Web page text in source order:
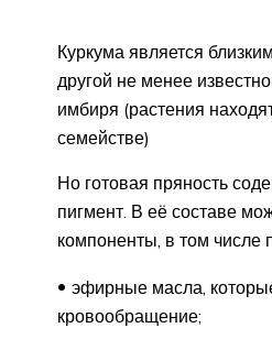
Куркума является
другой не менее
имбиря (растения
семействе)
Но готовая пряность
пигмент. В её составе
компоненты, в том числе
эфирные масла,
кровообращение;